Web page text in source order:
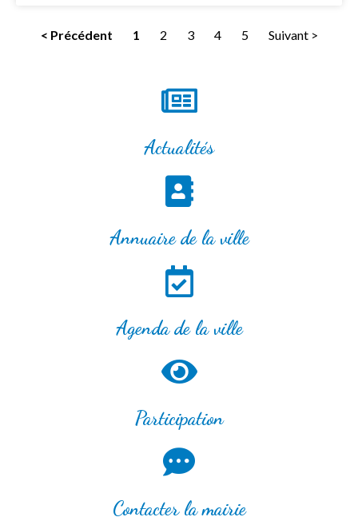
< Précédent 1 2 3 4 5 Suivant >
Actualités
Annuaire de la ville
Agenda de la ville
Participation
Contacter la mairie